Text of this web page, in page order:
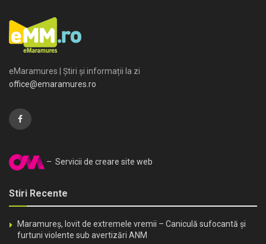
eMaramures | Știri și informații la zi
office@emaramures.ro
– Servicii de creare site web
Stiri Recente
Maramureș, lovit de extremele vremii – Caniculă sufocantă și
furtuni violente sub avertizări ANM